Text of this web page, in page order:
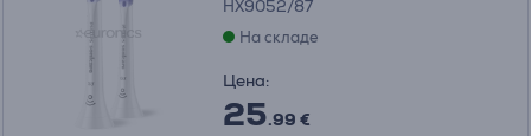
HX9052/87
На складе
Цена:
25.99 €